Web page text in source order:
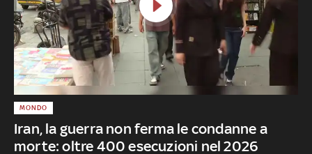
Iran, la guerra non ferma le condanne a
morte: oltre 400 esecuzioni nel 2026
MONDO